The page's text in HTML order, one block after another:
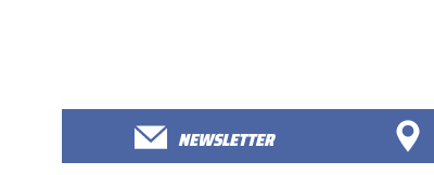
NEWSLETTER